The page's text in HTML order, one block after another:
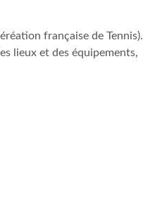
française de Tennis).
lieux et des équipements,